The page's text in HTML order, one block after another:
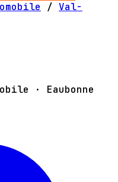
/ Val-
· Eaubonne